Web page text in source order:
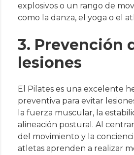
explosivos o un rango de
como la danza, el yoga o el
3. Prevención
lesiones
El Pilates es una excelente
preventiva para evitar
la fuerza muscular, la
alineación postural. Al
del movimiento y la
atletas aprenden a realizar